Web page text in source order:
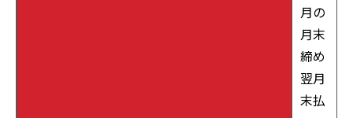
月の
月末
締め
翌月
末払